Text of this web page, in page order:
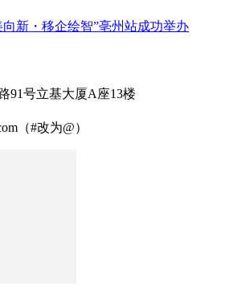
新・移企绘智”亳州站成功举办
91号立基大厦A座13楼
（#改为@）